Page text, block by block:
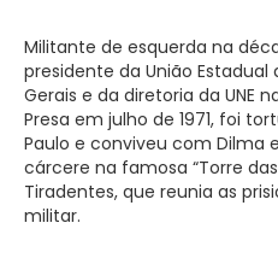
Militante de esquerda na
presidente da União Estadual
Gerais e da diretoria da UNE
Presa em julho de 1971, foi
Paulo e conviveu com Dilma
cárcere na famosa “Torre
Tiradentes, que reunia as
militar.